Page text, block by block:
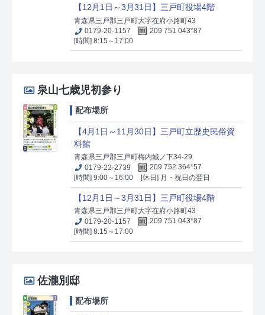
【12月1日～3月31日】三戸町役場4階
青森県三戸郡三戸町大字在府小路町43
0179-20-1157
209 751 043*87
[時間] 8:15～17:00
泉山七歳児初参り
配布場所
【4月1日～11月30日】三戸町立歴史民俗資
料館
青森県三戸郡三戸町梅内城ノ下34-29
0179-22-2739
209 752 364*57
[時間] 9:00～16:00
[休日] 月・祝日の翌日
【12月1日～3月31日】三戸町役場4階
青森県三戸郡三戸町大字在府小路町43
0179-20-1157
209 751 043*87
[時間] 8:15～17:00
佐瀧別邸
配布場所